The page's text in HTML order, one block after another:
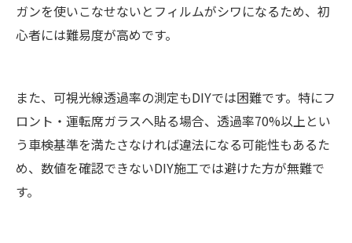
ガンを使いこなせないとフィルムがシワになるため、初
心者には難易度が高めです。
また、可視光線透過率の測定もDIYでは困難です。特にフ
ロント・運転席ガラスへ貼る場合、透過率70%以上とい
う車検基準を満たさなければ違法になる可能性もあるた
め、数値を確認できないDIY施工では避けた方が無難で
す。